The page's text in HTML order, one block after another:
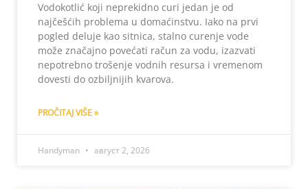
Vodokotlić koji neprekidno curi jedan je od
najčešćih problema u domaćinstvu. Iako na prvi
pogled deluje kao sitnica, stalno curenje vode
može značajno povećati račun za vodu, izazvati
nepotrebno trošenje vodnih resursa i vremenom
dovesti do ozbiljnijih kvarova.
PROČITAJ VIŠE »
Handyman август 2, 2026